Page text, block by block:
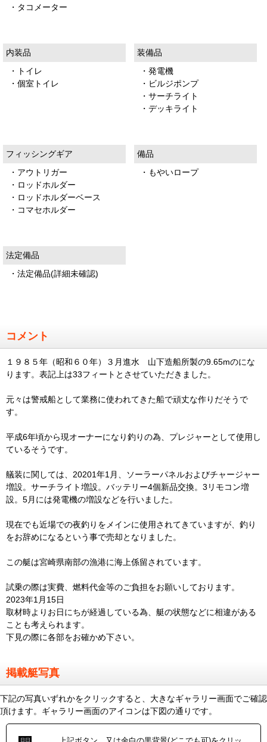
・タコメーター
内装品
・トイレ
・個室トイレ
装備品
・発電機
・ビルジポンプ
・サーチライト
・デッキライト
フィッシングギア
・アウトリガー
・ロッドホルダー
・ロッドホルダーベース
・コマセホルダー
備品
・もやいロープ
法定備品
・法定備品(詳細未確認)
コメント
１９８５年（昭和６０年）３月進水 山下造船所製の9.65mのにな
ります。表記上は33フィートとさせていただきました。
元々は警戒船として業務に使われてきた船で頑丈な作りだそうで
す。
平成6年頃から現オーナーになり釣りの為、プレジャーとして使用し
ているそうです。
艤装に関しては、20201年1月、ソーラーパネルおよびチャージャー
増設。サーチライト増設。バッテリー4個新品交換。3リモコン増
設。5月には発電機の増設などを行いました。
現在でも近場での夜釣りをメインに使用されてきていますが、釣り
をお辞めになるという事で売却となりました。
この艇は宮崎県南部の漁港に海上係留されています。
試乗の際は実費、燃料代金等のご負担をお願いしております。
2023年1月15日
取材時よりお日にちが経過している為、艇の状態などに相違がある
ことも考えられます。
下見の際に各部をお確かめ下さい。
掲載艇写真
下記の写真いずれかをクリックすると、大きなギャラリー画面でご確認
頂けます。ギャラリー画面のアイコンは下図の通りです。